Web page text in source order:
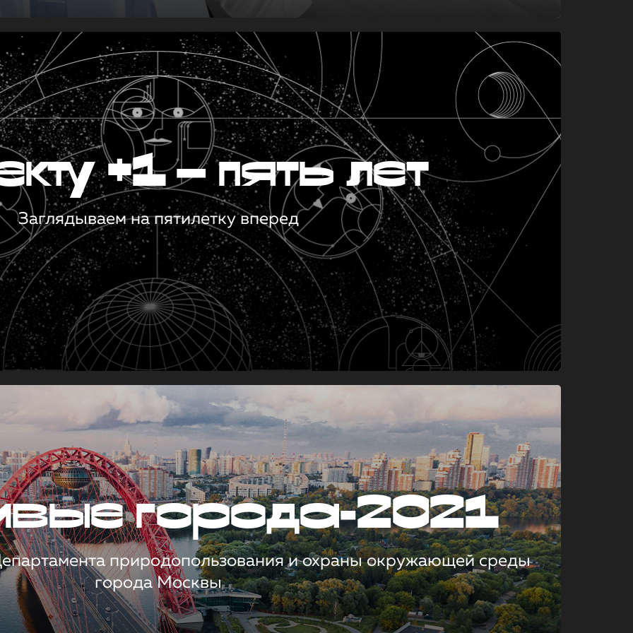
+1 — пять лет
Заглядываем на пятилетку вперед
города-2021
природопользования и охраны окружающей среды
города Москвы